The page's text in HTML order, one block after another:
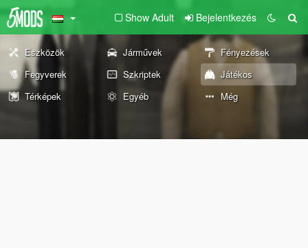
Show Adult Bejelentkezés
Eszközök Járművek
Fényezések
Fegyverek
Szkriptek
Játékos
Térképek
Egyéb Még